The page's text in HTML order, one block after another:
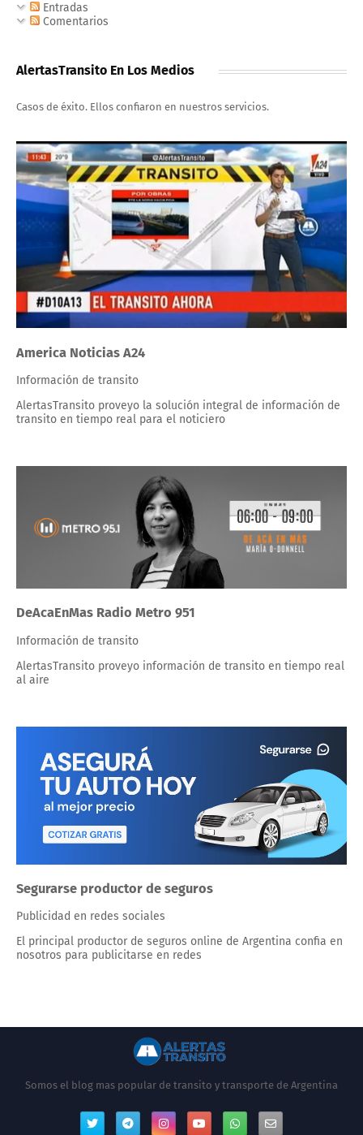
Entradas
Comentarios
AlertasTransito En Los Medios
Casos de éxito. Ellos confiaron en nuestros servicios.
America Noticias A24
Información de transito
AlertasTransito proveyo la solución integral de información de
transito en tiempo real para el noticiero
DeAcaEnMas Radio Metro 951
Información de transito
AlertasTransito proveyo información de transito en tiempo real
al aire
Segurarse productor de seguros
Publicidad en redes sociales
El principal productor de seguros online de Argentina confia en
nosotros para publicitarse en redes
Somos el blog mas popular de transito y transporte de Argentina